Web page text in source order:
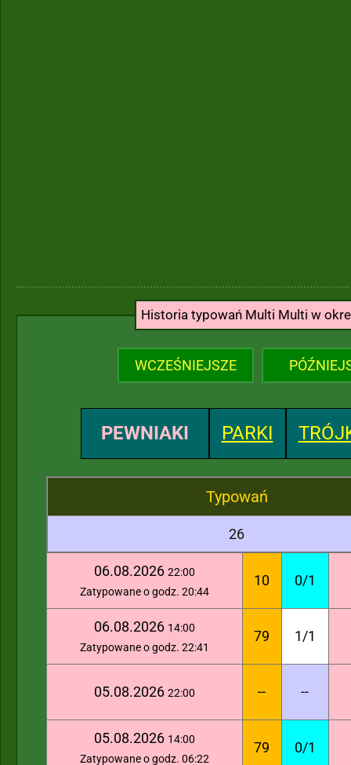
Historia typowań Multi Multi w
WCZEŚNIEJSZE
PEWNIAKI PARKI
Typowań
26
06.08.2026 22:00
Zatypowane o godz. 20:44
10 0/1
06.08.2026 14:00
Zatypowane o godz. 22:41
79 1/1
05.08.2026 22:00 -- --
05.08.2026 14:00
Zatypowane o godz. 06:22
79 0/1